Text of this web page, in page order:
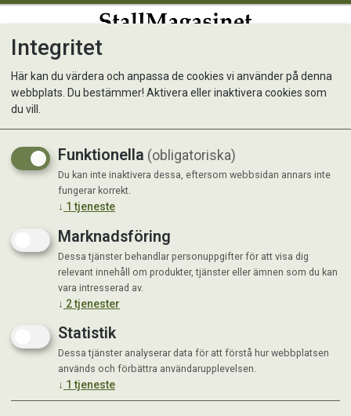
Kunde inte hitta produkten
Integritet
Här kan du värdera och anpassa de cookies vi använder på denna
webbplats. Du bestämmer! Aktivera eller inaktivera cookies som
du vill.
Funktionella (obligatoriska)
Du kan inte inaktivera dessa, eftersom webbsidan annars inte
fungerar korrekt.
↓ 1 tjeneste
Marknadsföring
Dessa tjänster behandlar personuppgifter för att visa dig
relevant innehåll om produkter, tjänster eller ämnen som du kan
vara intresserad av.
↓ 2tjenester
Statistik
Dessa tjänster analyserar data för att förstå hur webbplatsen
används och förbättra användarupplevelsen.
↓ 1 tjeneste